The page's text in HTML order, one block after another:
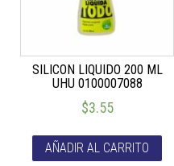
SILICON LIQUIDO 200 ML
UHU 0100007088
$3.55
AÑADIR AL CARRITO